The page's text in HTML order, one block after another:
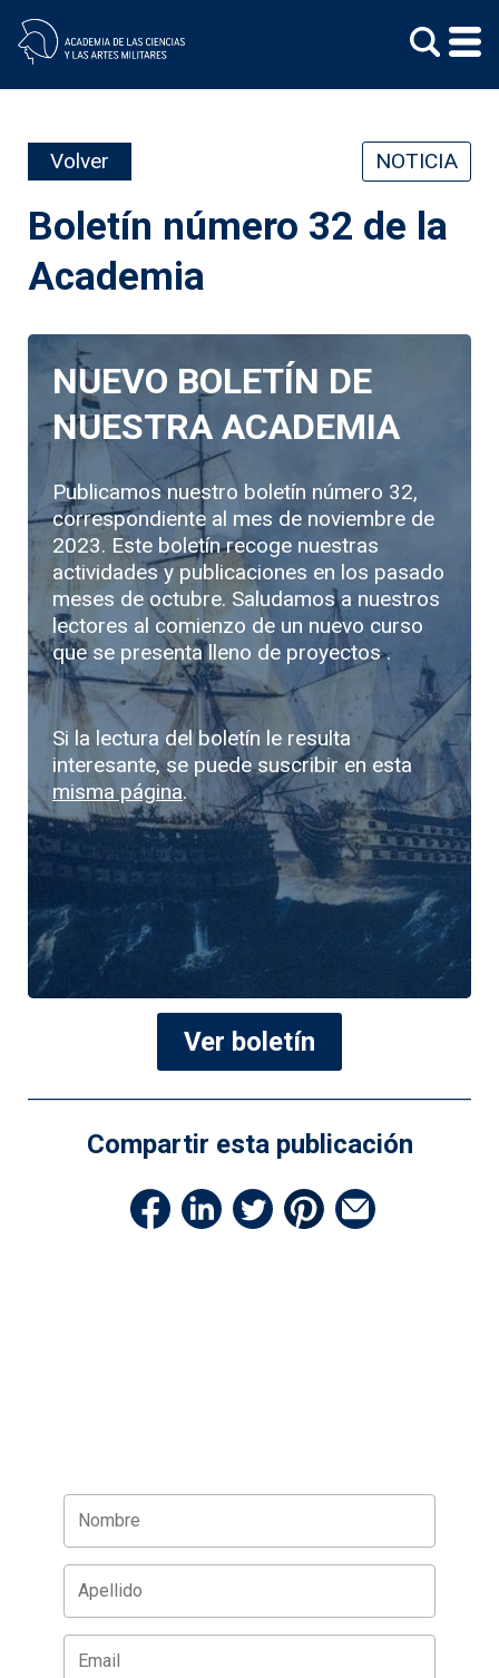
content
Volver NOTICIA
Boletín número 32 de la
Academia
NUEVO BOLETÍN DE
NUESTRA ACADEMIA
Publicamos nuestro boletín número 32,
correspondiente al mes de noviembre de
2023. Este boletín recoge nuestras
actividades y publicaciones en los pasado
meses de octubre. Saludamos a nuestros
lectores al comienzo de un nuevo curso
que se presenta lleno de proyectos .
Si la lectura del boletín le resulta
interesante, se puede suscribir en esta
misma página.
Ver boletín
Compartir esta publicación